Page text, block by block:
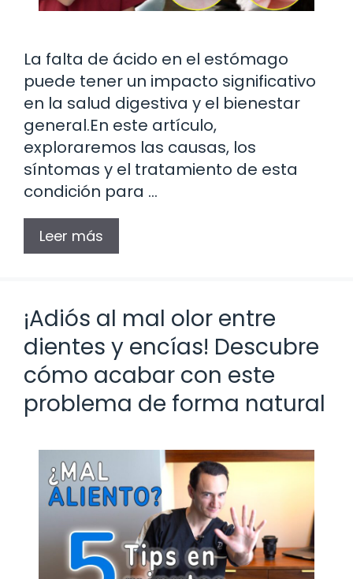
La falta de ácido en el estómago
puede tener un impacto significativo
en la salud digestiva y el bienestar
general.En este artículo,
exploraremos las causas, los
síntomas y el tratamiento de esta
condición para …
Leer más
¡Adiós al mal olor entre
dientes y encías! Descubre
cómo acabar con este
problema de forma natural